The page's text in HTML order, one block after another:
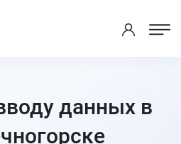
данных в